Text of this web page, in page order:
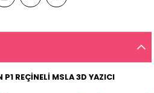
REÇİNELİ MSLA 3D YAZICI